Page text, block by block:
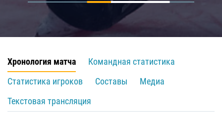
Хронология матча
Командная статистика
Статистика игроков
Составы
Медиа
Текстовая трансляция